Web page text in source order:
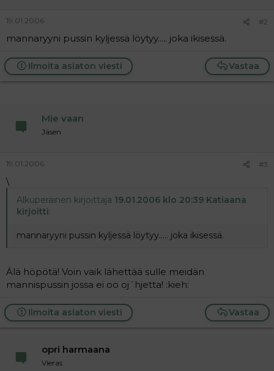
j
19.01.2006 #2
mannaryyni pussin kyljessä löytyy..... joka ikisessä.
Vastaa
Ilmoita asiaton viesti
Mie vaan
Jäsen
19.01.2006 #3
\
Alkuperäinen kirjoittaja 19.01.2006 klo 20:39 Katiaana
kirjoitti:
mannaryyni pussin kyljessä löytyy..... joka ikisessä.
Älä höpötä! Voin vaik lähettää sulle meidän
mannispussin jossa ei oo oj´hjetta! :kieh:
Vastaa
Ilmoita asiaton viesti
opri harmaana
Vieras